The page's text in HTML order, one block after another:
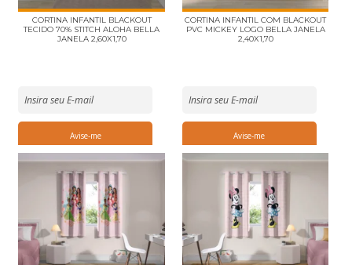
CORTINA INFANTIL BLACKOUT
TECIDO 70% STITCH ALOHA BELLA
JANELA 2,60X1,70
CORTINA INFANTIL COM BLACKOUT
PVC MICKEY LOGO BELLA JANELA
2,40X1,70